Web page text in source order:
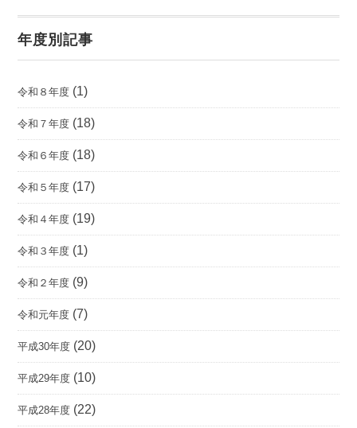
年度別記事
令和８年度 (1)
令和７年度 (18)
令和６年度 (18)
令和５年度 (17)
令和４年度 (19)
令和３年度 (1)
令和２年度 (9)
令和元年度 (7)
平成30年度 (20)
平成29年度 (10)
平成28年度 (22)